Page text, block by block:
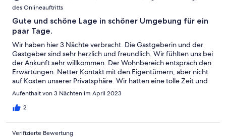
des Onlineauftritts
Gute und schöne Lage in schöner Umgebung für ein
paar Tage.
Wir haben hier 3 Nächte verbracht. Die Gastgeberin und der
Gastgeber sind sehr herzlich und freundlich. Wir fühlten uns bei
der Ankunft sehr willkommen. Der Wohnbereich entsprach den
Erwartungen. Netter Kontakt mit den Eigentümern, aber nicht
auf Kosten unserer Privatsphäre. Wir hatten eine tolle Zeit und
können diese Unterkunft auf jeden Fall weiterempfehlen.
Aufenthalt von 3 Nächten im April 2023
2
Verifizierte Bewertung